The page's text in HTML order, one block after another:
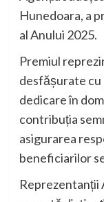
Hunedoara, a
al Anului 2025.
Premiul
desfășurate cu
dedicare în
contribuția
asigurarea
beneficiarilor
Reprezentanții